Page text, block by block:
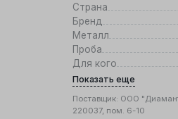
Страна
Бренд
Металл
Проба
Для кого
Показать еще
Поставщик: ООО
220037, пом. 6-10